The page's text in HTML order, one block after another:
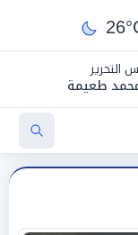
التحرير
طعيمة